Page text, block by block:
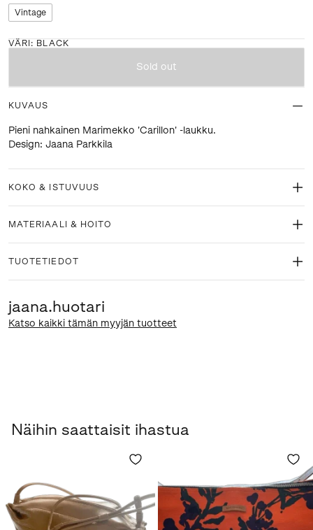
Vintage
VÄRI : BLACK
Sold out
KUVAUS
Pieni nahkainen Marimekko 'Carillon' -laukku.
Design: Jaana Parkkila
KOKO & ISTUVUUS
MATERIAALI & HOITO
TUOTETIEDOT
jaana.huotari
Katso kaikki tämän myyjän tuotteet
Näihin saattaisit ihastua